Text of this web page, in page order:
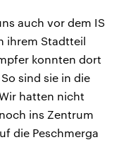
auch vor dem IS
ihrem Stadtteil
konnten dort
sind sie in die
hatten nicht
ins Zentrum
die Peschmerga